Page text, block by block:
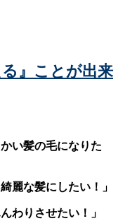
』ことが出来
い髪の毛になりた
麗な髪にしたい！」
わりさせたい！」